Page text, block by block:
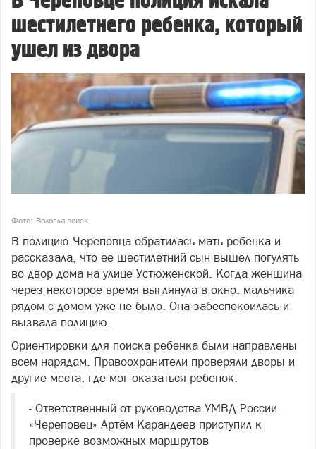
шестилетнего ребенка, который
ушел из двора
Фото: Вологда-поиск
В полицию Череповца обратилась мать ребенка и
рассказала, что ее шестилетний сын вышел погулять
во двор дома на улице Устюженской. Когда женщина
через некоторое время выглянула в окно, мальчика
рядом с домом уже не было. Она забеспокоилась и
вызвала полицию.
Ориентировки для поиска ребенка были направлены
всем нарядам. Правоохранители проверяли дворы и
другие места, где мог оказаться ребенок.
- Ответственный от руководства УМВД России
«Череповец» Артём Карандеев приступил к
проверке возможных маршрутов